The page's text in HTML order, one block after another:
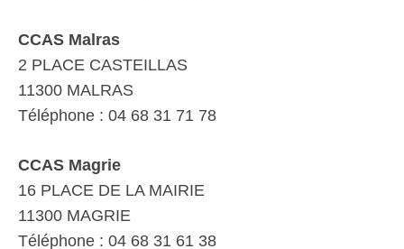
CCAS Malras
2 PLACE CASTEILLAS
11300 MALRAS
Téléphone : 04 68 31 71 78
CCAS Magrie
16 PLACE DE LA MAIRIE
11300 MAGRIE
Téléphone : 04 68 31 61 38